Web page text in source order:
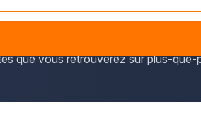
dans le département des Hauts-
aux alentours de votre domicile,
que vous retrouverez sur plus-